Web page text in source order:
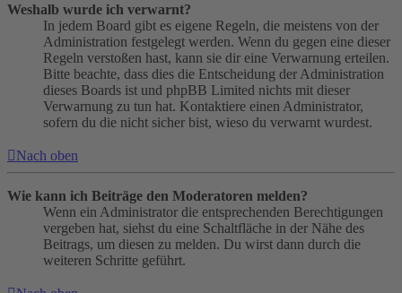
Weshalb wurde ich verwarnt?
In jedem Board gibt es eigene Regeln, die meistens von der
Administration festgelegt werden. Wenn du gegen eine dieser
Regeln verstoßen hast, kann sie dir eine Verwarnung erteilen.
Bitte beachte, dass dies die Entscheidung der Administration
dieses Boards ist und phpBB Limited nichts mit dieser
Verwarnung zu tun hat. Kontaktiere einen Administrator,
sofern du die nicht sicher bist, wieso du verwarnt wurdest.
Nach oben
Wie kann ich Beiträge den Moderatoren melden?
Wenn ein Administrator die entsprechenden Berechtigungen
vergeben hat, siehst du eine Schaltfläche in der Nähe des
Beitrags, um diesen zu melden. Du wirst dann durch die
weiteren Schritte geführt.